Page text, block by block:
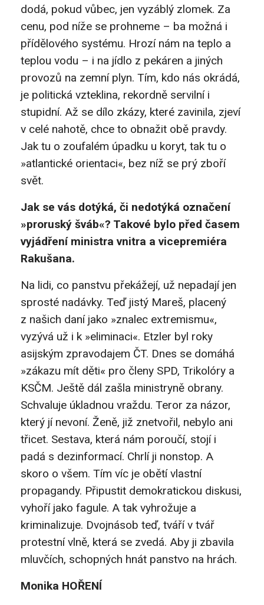
dodá, pokud vůbec, jen vyzáblý zlomek. Za
cenu, pod níže se prohneme – ba možná i
přídělového systému. Hrozí nám na teplo a
teplou vodu – i na jídlo z pekáren a jiných
provozů na zemní plyn. Tím, kdo nás okrádá,
je politická vzteklina, rekordně servilní i
stupidní. Až se dílo zkázy, které zavinila, zjeví
v celé nahotě, chce to obnažit obě pravdy.
Jak tu o zoufalém úpadku u koryt, tak tu o
»atlantické orientaci«, bez níž se prý zboří
svět.
Jak se vás dotýká, či nedotýká označení
»proruský šváb«? Takové bylo před časem
vyjádření ministra vnitra a vicepremiéra
Rakušana.
Na lidi, co panstvu překážejí, už nepadají jen
sprosté nadávky. Teď jistý Mareš, placený
z našich daní jako »znalec extremismu«,
vyzývá už i k »eliminaci«. Etzler byl roky
asijským zpravodajem ČT. Dnes se domáhá
»zákazu mít děti« pro členy SPD, Trikolóry a
KSČM. Ještě dál zašla ministryně obrany.
Schvaluje úkladnou vraždu. Teror za názor,
který jí nevoní. Ženě, již znetvořil, nebylo ani
třicet. Sestava, která nám poroučí, stojí i
padá s dezinformací. Chrlí ji nonstop. A
skoro o všem. Tím víc je obětí vlastní
propagandy. Připustit demokratickou diskusi,
vyhoří jako fagule. A tak vyhrožuje a
kriminalizuje. Dvojnásob teď, tváří v tvář
protestní vlně, která se zvedá. Aby ji zbavila
mluvčích, schopných hnát panstvo na hrách.
Monika HOŘENÍ